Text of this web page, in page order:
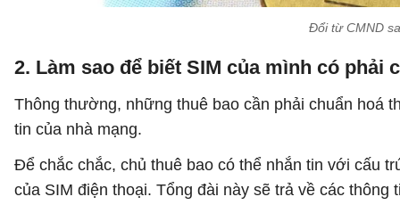
Đổi từ CMND
2. Làm sao để biết SIM của mình có phải
Thông thường, những thuê bao cần phải chuẩn hoá
tin của nhà mạng.
Để chắc chắc, chủ thuê bao có thể nhắn tin với cấu
của SIM điện thoại. Tổng đài này sẽ trả về các